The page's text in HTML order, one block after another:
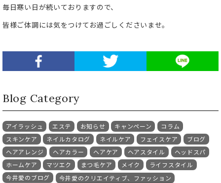
毎日寒い日が続いておりますので、
皆様ご体調には気をつけてお過ごしくださいませ。
Blog Category
アイラッシュ エステ お知らせ キャンペーン
コラム
スキンケア
ネイルカタログ ネイルケア フェイスケア
ブログ
ヘアアレンジ
ヘアカラー ヘアケア ヘアスタイル
ヘッドスパ
ホームケア
マツエク まつ毛ケア メイク
ライフスタイル
今井愛のブログ
今井愛のクリエイティブ、ファッション